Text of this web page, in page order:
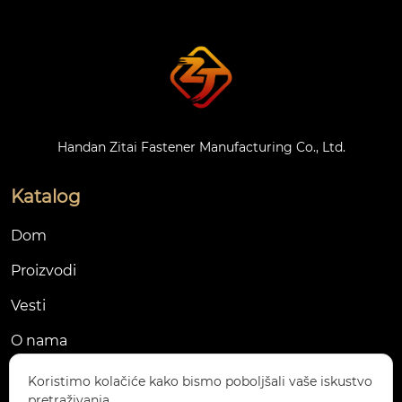
Handan Zitai Fastener Manufacturing Co., Ltd.
Katalog
Dom
Proizvodi
Vesti
O nama
Kontaktirajte nas
Koristimo kolačiće kako bismo poboljšali vaše iskustvo